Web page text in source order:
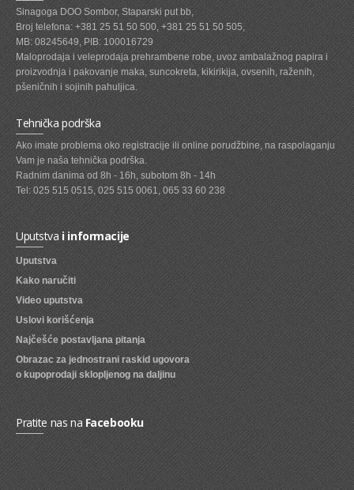
SIROVINA ZA GASTRO
GASTRO
KISELISI
KECAP, SENF, REN, PARADAJZ,SOS
KOMPOTI
SVEZE VOCE
SVEZE POVRCE
DZEMOVI, MARMALADE I MED
BOMBONI
ZVAKE
LIZALICE
COKOLADE
KREMOVI
BOMBONJERE I PRALINE
MALE COKOLADE I BAROVI
KEKSOVI
KEKS STRUDLE
Sinagoga DOO Sombor, Staparski put bb,
Broj telefona: +381 25 51 50 500, +381 25 51 50 505,
MB: 08245649, PIB: 100016729
Maloprodaja i veleprodaja prehrambene robe, uvoz ambalažnog papira i
proizvodnja i pakovanje maka, suncokreta, kikirikija, ovsenih, raženih,
pšeničnih i sojinih pahuljica.
Tehnička podrška
Ako imate problema oko registracije ili online porudžbine, na raspolaganju
Vam je naša tehnička podrška.
Radnim danima od 8h - 16h, subotom 8h - 14h
Tel: 025 515 0515, 025 515 0061, 065 33 60 238
Uputstvai informacije
Uputstva
Kako naručiti
Video uputstva
Uslovi korišćenja
Najčešće postavljana pitanja
Obrazac za jednostrani raskid ugovora
o kupoprodaji sklopljenog na daljinu
Pratite nas na Facebooku